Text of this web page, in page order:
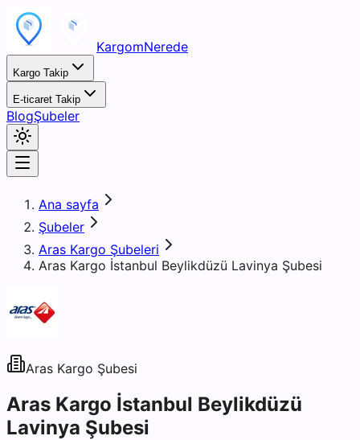
KargomNerede
Kargo Takip
E-ticaret Takip
BlogŞubeler
Ana sayfa
Şubeler
Aras Kargo Şubeleri
Aras Kargo İstanbul Beylikdüzü Lavinya Şubesi
Aras Kargo Şubesi
Aras Kargo İstanbul Beylikdüzü
Lavinya Şubesi